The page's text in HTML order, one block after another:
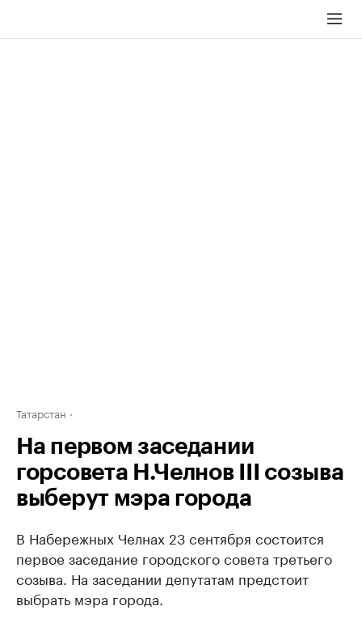
Татарстан
На первом заседании
горсовета Н.Челнов III созыва
выберут мэра города
В Набережных Челнах 23 сентября состоится
первое заседание городского совета третьего
созыва. На заседании депутатам предстоит
выбрать мэра города.